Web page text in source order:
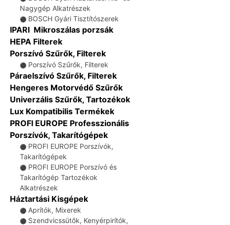
Nagygép Alkatrészek
⚫ BOSCH Gyári Tisztítószerek
IPARI Mikroszálas porzsák
HEPA Filterek
Porszívó Szűrők, Filterek
⚫ Porszívó Szűrők, Filterek
Páraelszívó Szűrők, Filterek
Hengeres Motorvédő Szűrők
Univerzális Szűrők, Tartozékok
Lux Kompatibilis Termékek
PROFI EUROPE Professzionális
Porszívók, Takarítógépek
⚫ PROFI EUROPE Porszívók,
Takarítógépek
⚫ PROFI EUROPE Porszívó és
Takarítógép Tartozékok
Alkatrészek
Háztartási Kisgépek
⚫ Aprítók, Mixerek
⚫ Szendvicssütők, Kenyérpirítók,